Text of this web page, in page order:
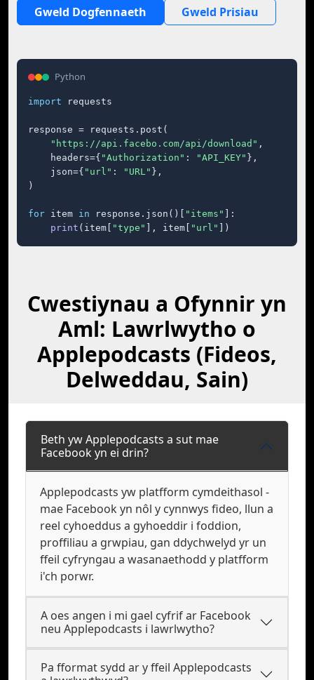
Gweld Dogfennaeth Gweld Prisiau
Python
import requests
response = requests.post(
"https://api.facebo.com/api/download" ,
    headers={
"Authorization" : "API_KEY" },
    json={
"url" : "URL" },
)
for item in response.json()[ "items"
]:
print (item[ "type" ], item[ "url" ])
Cwestiynau a Ofynnir yn
Aml: Lawrlwytho o
Applepodcasts (Fideos,
Delweddau, Sain)
Beth yw Applepodcasts a sut mae
Facebook yn ei drin?
Applepodcasts yw platfform cymdeithasol -
mae Facebook yn nôl y cynnwys fideo, llun a
reel cyhoeddus a gyhoeddir i foddion,
proffiliau a grwpiau, gan ddychwelyd yr un
ffeil cyfryngau a wasanaethodd y platfform
i'ch porwr.
A oes angen i mi gael cyfrif ar Facebook
neu Applepodcasts i lawrlwytho?
Pa fformat sydd ar y ffeil Applepodcasts